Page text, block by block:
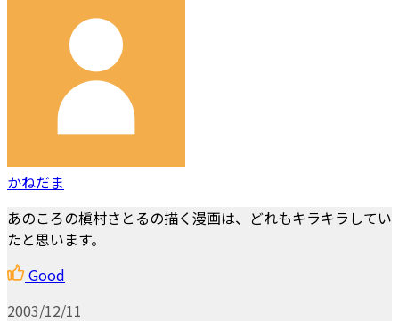
かねだま
あのころの槇村さとるの描く漫画は、どれもキラキラしてい
たと思います。
Good
2003/12/11